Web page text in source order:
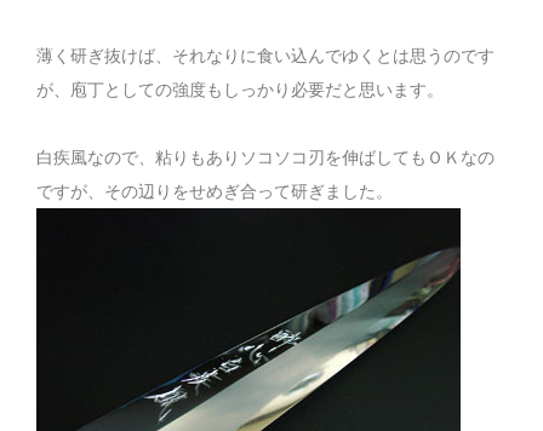
薄く研ぎ抜けば、それなりに食い込んでゆくとは思うのです
が、庖丁としての強度もしっかり必要だと思います。
白疾風なので、粘りもありソコソコ刃を伸ばしてもＯＫなの
ですが、その辺りをせめぎ合って研ぎました。